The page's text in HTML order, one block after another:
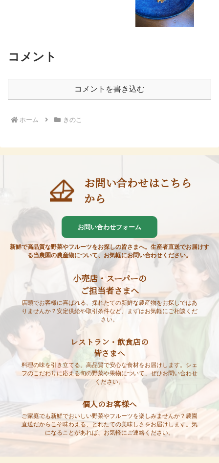
コメント
コメントを書き込む
ホーム きのこ
お問い合わせはこちら
から
お問い合わせフォーム
新鮮で高品質な野菜やフルーツをお探しの皆さまへ。生産者直送でお届けす
る当農園の農産物について、お気軽にお問い合わせください。
小売店・スーパーの
ご担当者さまへ
店頭でお客様に喜ばれる、採れたての新鮮な農産物をお探しではあ
りませんか？安定供給や取引条件など、まずはお気軽にご相談くだ
さい。
レストラン・飲食店の
皆さまへ
料理の味を引き立てる、高品質で安心な食材をお届けします。シェ
フのこだわりに応える旬の野菜や果物について、ぜひお問い合わせ
ください。
個人のお客様へ
ご家庭でも新鮮でおいしい野菜やフルーツを楽しみませんか？農園
直送だからこそ味わえる、とれたての美味しさをお届けします。気
になることがあれば、お気軽にご連絡ください。